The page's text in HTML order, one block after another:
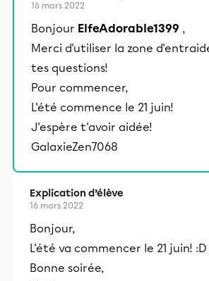
16 mars 2022
Bonjour ElfeAdorable1399 ,
Merci d'utiliser la zone
tes questions!
Pour commencer,
L'été commence le 21 juin!
J'espère t'avoir aidée!
GalaxieZen7068
Explication d’élève
16 mars 2022
Bonjour,
L'été va commencer le 21 juin! :D
Bonne soirée,